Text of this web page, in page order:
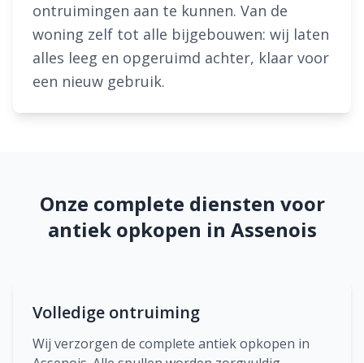
ontruimingen aan te kunnen. Van de
woning zelf tot alle bijgebouwen: wij laten
alles leeg en opgeruimd achter, klaar voor
een nieuw gebruik.
Onze complete diensten voor
antiek opkopen in Assenois
Volledige ontruiming
Wij verzorgen de complete antiek opkopen in